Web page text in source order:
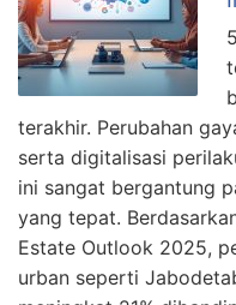
terakhir. Perubahan
serta digitalisasi
ini sangat bergantung
yang tepat.
Estate Outlook 2025,
urban seperti